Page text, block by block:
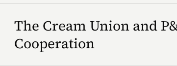
The Cream Union and
Cooperation